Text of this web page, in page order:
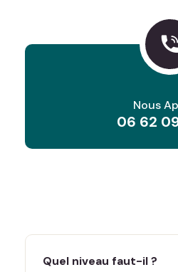
Nous
06 62
Quel niveau faut-il ?